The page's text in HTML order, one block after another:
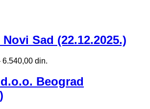
Sad (22.12.2025.)
din.
Beograd